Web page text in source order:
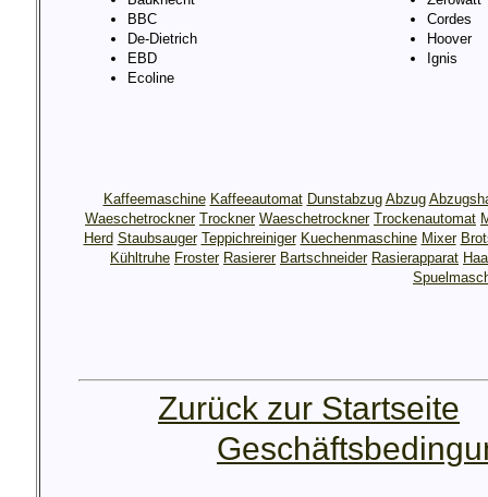
BBC
De-Dietrich
EBD
Ecoline
Cordes
Hoover
Ignis
Kaffeemaschine Kaffeeautomat Dunstabzug Abzug
Waeschetrockner Trockner Waeschetrockner Trockenautomat
Herd Staubsauger Teppichreiniger Kuechenmaschine Mixer
Kühltruhe Froster Rasierer Bartschneider Rasierapparat
Zurück zur Startseite